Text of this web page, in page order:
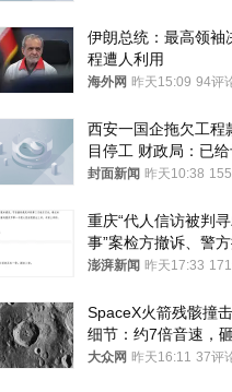
伊朗总统：最高领袖
程遭人利用
海外网 昨天15:09 94评
西安一国企拖欠工程
目停工 财政局：已给
分，正督促整改
封面新闻 昨天10:38
重庆“代人信访被判
事”案检方撤诉、警
案，两被告人获国赔
澎湃新闻 昨天17:33
SpaceX火箭残骸撞
细节：约7倍音速，砸
径约30米撞击坑
大众网 昨天16:11 37评